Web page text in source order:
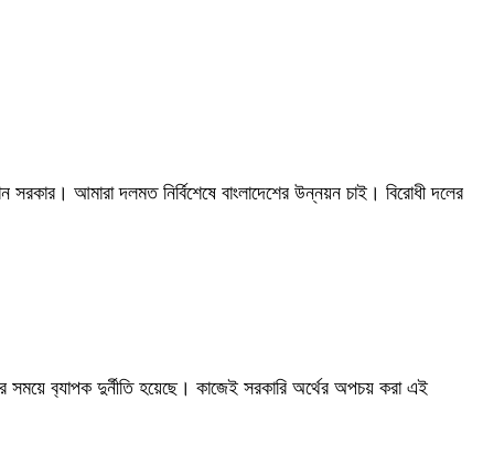
আমারা দলমত নির্বিশেষে বাংলাদেশের উন্নয়ন চাই। বিরোধী দলের
ব‍্যাপক দুর্নীতি হয়েছে। কাজেই সরকারি অর্থের অপচয় করা এই